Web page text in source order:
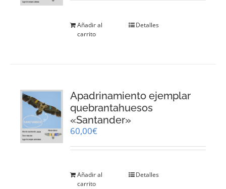
Añadir al
carrito
Detalles
Apadrinamiento ejemplar
quebrantahuesos
«Santander»
60,00€
Añadir al
carrito
Detalles